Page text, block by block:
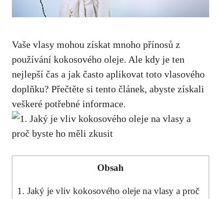
Vaše vlasy mohou získat mnoho přínosů z
používání kokosového oleje. Ale kdy je ten
nejlepší čas a jak často aplikovat toto vlasového
doplňku? Přečtěte si tento článek, abyste získali
veškeré potřebné informace.
Obsah
1. Jaký je vliv kokosového oleje na vlasy a proč